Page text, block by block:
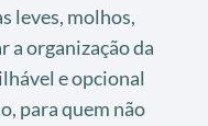
leves, molhos,
a organização da
e opcional
para quem não